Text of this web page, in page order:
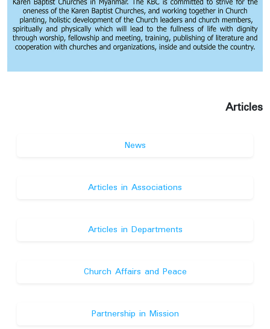
Articles
News
Articles in Associations
Articles in Departments
Church Affairs and Peace
Partnership in Mission